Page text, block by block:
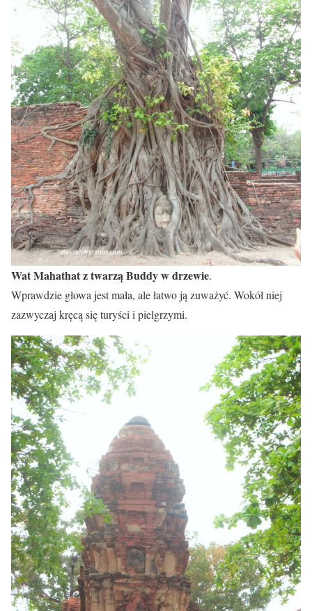
Wat Mahathat z twarzą Buddy w drzewie.
Wprawdzie głowa jest mała, ale łatwo ją zuważyć. Wokół niej
zazwyczaj kręcą się turyści i pielgrzymi.